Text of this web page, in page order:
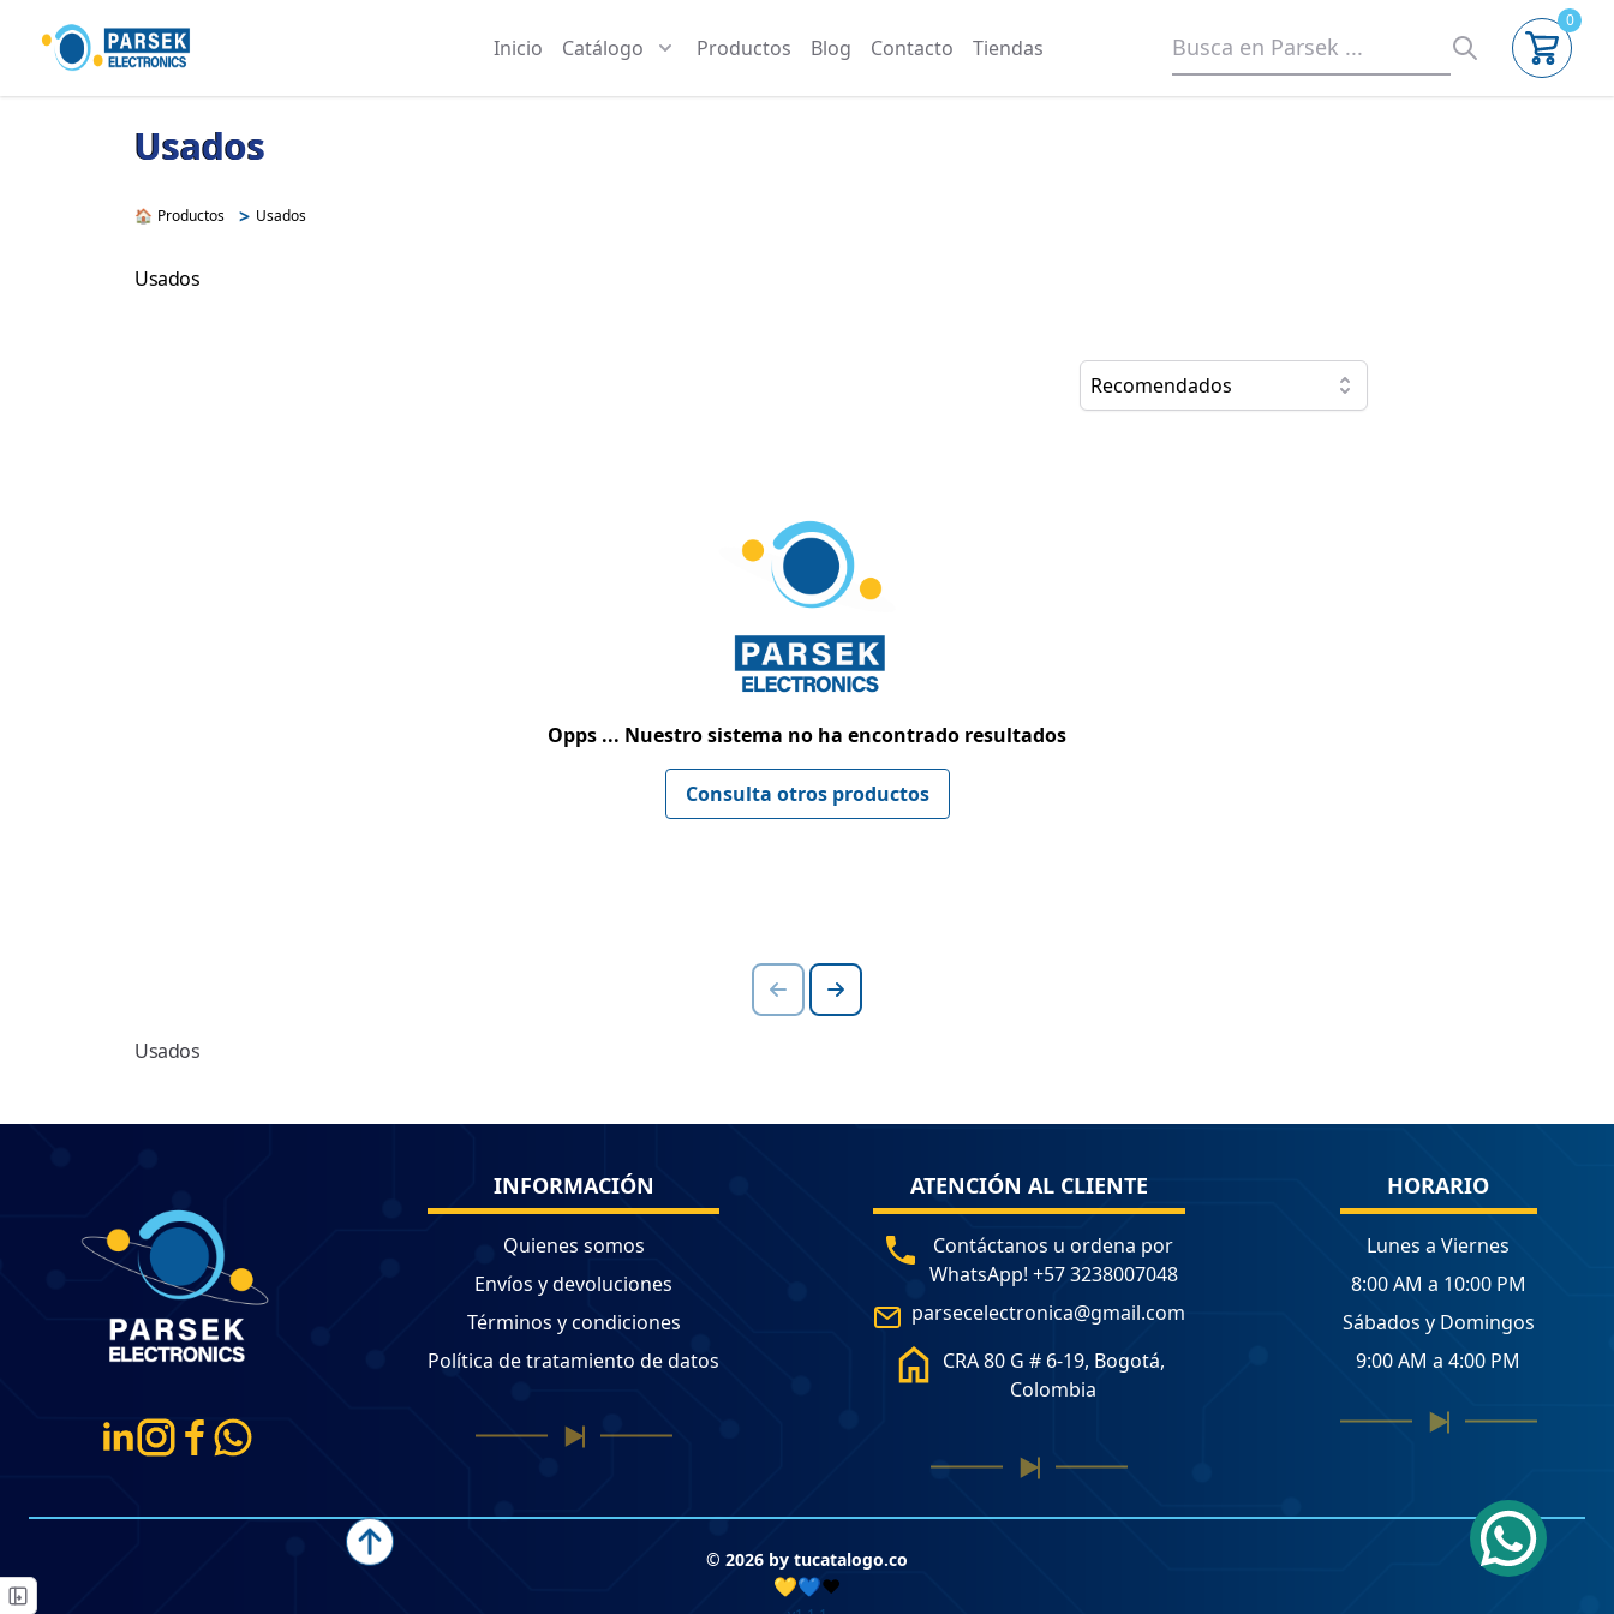
Inicio Catálogo Productos Blog Contacto Tiendas
0
Usados
🏠 Productos > Usados
Usados
Recomendados
Opps ... Nuestro sistema no ha encontrado resultados
Consulta otros productos
Usados
INFORMACIÓN
Quienes somos
Envíos y devoluciones
Términos y condiciones
Política de tratamiento de datos
ATENCIÓN AL CLIENTE
Contáctanos u ordena por
WhatsApp! +57 3238007048
parsecelectronica@gmail.com
CRA 80 G # 6-19, Bogotá,
Colombia
HORARIO
Lunes a Viernes
8:00 AM a 10:00 PM
Sábados y Domingos
9:00 AM a 4:00 PM
© 2026 by tucatalogo.co
💛💙❤️